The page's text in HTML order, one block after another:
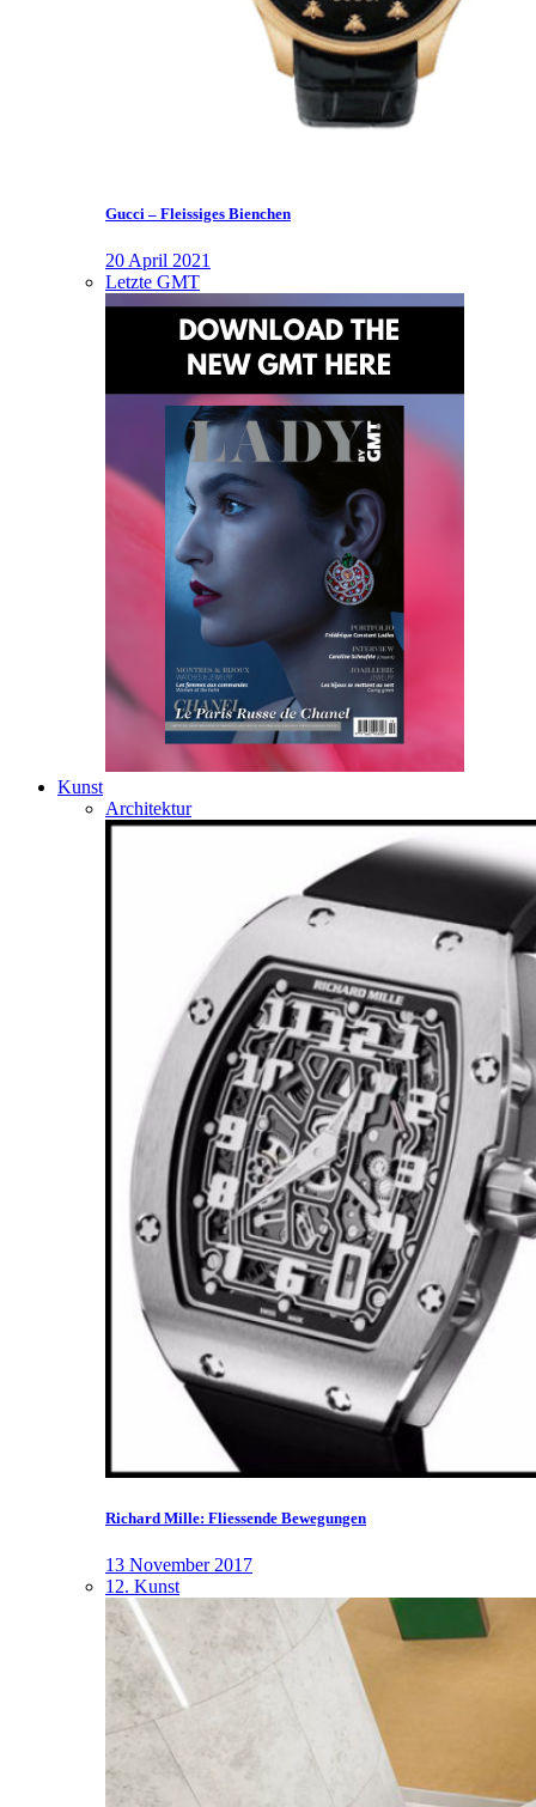
Gucci – Fleissiges Bienchen
20 April 2021
Letzte GMT
Kunst
Architektur
Richard Mille: Fliessende Bewegungen
13 November 2017
12. Kunst